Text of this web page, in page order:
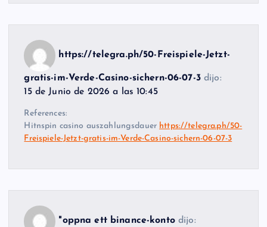
https://telegra.ph/50-Freispiele-Jetzt-
gratis-im-Verde-Casino-sichern-06-07-3 dijo:
15 de Junio de 2026 a las 10:45
References:
Hitnspin casino auszahlungsdauer https://telegra.ph/50-
Freispiele-Jetzt-gratis-im-Verde-Casino-sichern-06-07-3
"oppna ett binance-konto dijo: